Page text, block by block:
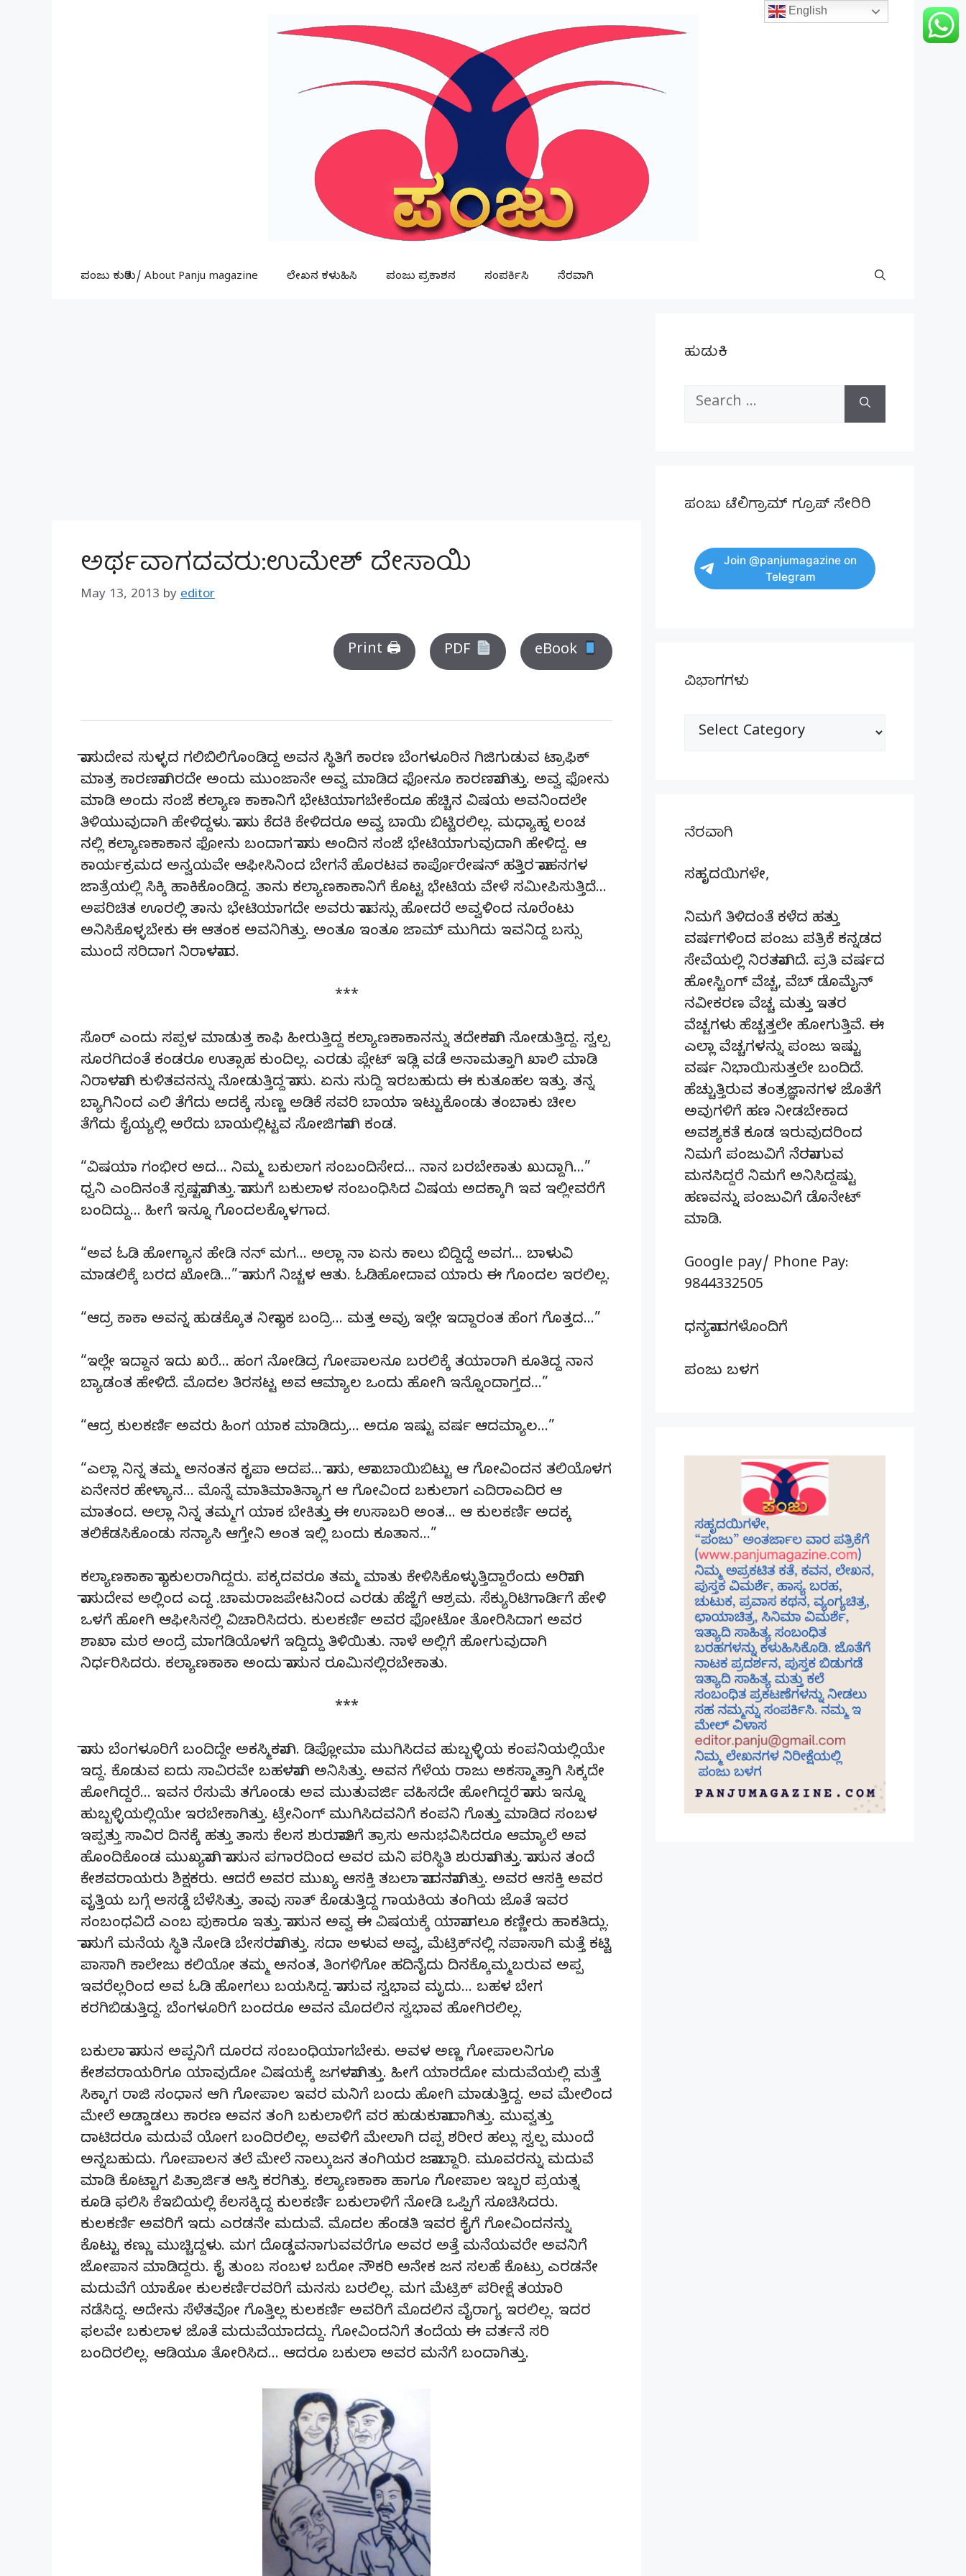
ಪಂಜು ಕುರಿತು/ About Panju magazine ಲೇಖನ ಕಳುಹಿಸಿ ಪಂಜು ಪ್ರಕಾಶನ ಸಂಪರ್ಕಿಸಿ ನೆರವಾಗಿ
ಅರ್ಥವಾಗದವರು:ಉಮೇಶ್ ದೇಸಾಯಿ
May 13, 2013 by editor
Print 🖨 PDF eBook
ವಾಸುದೇವ ಸುಳ್ಳದ ಗಲಿಬಿಲಿಗೊಂಡಿದ್ದ ಅವನ ಸ್ಥಿತಿಗೆ ಕಾರಣ ಬೆಂಗಳೂರಿನ ಗಿಜಿಗುಡುವ ಟ್ರಾಫಿಕ್
ಮಾತ್ರ ಕಾರಣವಾಗಿರದೇ ಅಂದು ಮುಂಜಾನೇ ಅವ್ವ ಮಾಡಿದ ಫೋನೂ ಕಾರಣವಾಗಿತ್ತು. ಅವ್ವ ಫೋನು
ಮಾಡಿ ಅಂದು ಸಂಜೆ ಕಲ್ಯಾಣ ಕಾಕಾನಿಗೆ ಭೇಟಿಯಾಗಬೇಕೆಂದೂ ಹೆಚ್ಚಿನ ವಿಷಯ ಅವನಿಂದಲೇ
ತಿಳಿಯುವುದಾಗಿ ಹೇಳಿದ್ದಳು. ವಾಸು ಕೆದಕಿ ಕೇಳಿದರೂ ಅವ್ವ ಬಾಯಿ ಬಿಟ್ಟಿರಲಿಲ್ಲ. ಮಧ್ಯಾಹ್ನ ಲಂಚ
ನಲ್ಲಿ ಕಲ್ಯಾಣಕಾಕಾನ ಫೋನು ಬಂದಾಗ ವಾಸು ಅಂದಿನ ಸಂಜೆ ಭೇಟಿಯಾಗುವುದಾಗಿ ಹೇಳಿದ್ದ. ಆ
ಕಾರ್ಯಕ್ರಮದ ಅನ್ವಯವೇ ಆಫೀಸಿನಿಂದ ಬೇಗನೆ ಹೊರಟವ ಕಾರ್ಪೊರೇಷನ್ ಹತ್ತಿರ ವಾಹನಗಳ
ಜಾತ್ರೆಯಲ್ಲಿ ಸಿಕ್ಕಿ ಹಾಕಿಕೊಂಡಿದ್ದ. ತಾನು ಕಲ್ಯಾಣಕಾಕಾನಿಗೆ ಕೊಟ್ಟ ಭೇಟಿಯ ವೇಳೆ ಸಮೀಪಿಸುತ್ತಿದೆ…
ಅಪರಿಚಿತ ಊರಲ್ಲಿ ತಾನು ಭೇಟಿಯಾಗದೇ ಅವರು ವಾಪಸ್ಸು ಹೋದರೆ ಅವ್ವಳಿಂದ ನೂರೆಂಟು
ಅನಿಸಿಕೊಳ್ಳಬೇಕು ಈ ಆತಂಕ ಅವನಿಗಿತ್ತು. ಅಂತೂ ಇಂತೂ ಜಾಮ್ ಮುಗಿದು ಇವನಿದ್ದ ಬಸ್ಸು
ಮುಂದೆ ಸರಿದಾಗ ನಿರಾಳವಾದ.
***
ಸೊರ್ ಎಂದು ಸಪ್ಪಳ ಮಾಡುತ್ತ ಕಾಫಿ ಹೀರುತ್ತಿದ್ದ ಕಲ್ಯಾಣಕಾಕಾನನ್ನು ತದೇಕವಾಗಿ ನೋಡುತ್ತಿದ್ದ. ಸ್ವಲ್ಪ
ಸೂರಗಿದಂತೆ ಕಂಡರೂ ಉತ್ಸಾಹ ಕುಂದಿಲ್ಲ. ಎರಡು ಪ್ಲೇಟ್ ಇಡ್ಲಿ ವಡೆ ಅನಾಮತ್ತಾಗಿ ಖಾಲಿ ಮಾಡಿ
ನಿರಾಳವಾಗಿ ಕುಳಿತವನನ್ನು ನೋಡುತ್ತಿದ್ದ ವಾಸು. ಏನು ಸುದ್ದಿ ಇರಬಹುದು ಈ ಕುತೂಹಲ ಇತ್ತು. ತನ್ನ
ಬ್ಯಾಗಿನಿಂದ ಎಲಿ ತೆಗೆದು ಅದಕ್ಕೆ ಸುಣ್ಣ ಅಡಿಕೆ ಸವರಿ ಬಾಯಾ ಇಟ್ಟುಕೊಂಡು ತಂಬಾಕು ಚೀಲ
ತೆಗೆದು ಕೈಯ್ಯಲ್ಲಿ ಅರೆದು ಬಾಯಲ್ಲಿಟ್ಟವ ಸೋಜಿಗವಾಗಿ ಕಂಡ.
“ವಿಷಯಾ ಗಂಭೀರ ಅದ… ನಿಮ್ಮ ಬಕುಲಾಗ ಸಂಬಂದಿಸೇದ… ನಾನ ಬರಬೇಕಾತು ಖುದ್ದಾಗಿ…”
ಧ್ವನಿ ಎಂದಿನಂತೆ ಸ್ಪಷ್ಟವಾಗಿತ್ತು. ವಾಸುಗೆ ಬಕುಲಾಳ ಸಂಬಂಧಿಸಿದ ವಿಷಯ ಅದಕ್ಕಾಗಿ ಇವ ಇಲ್ಲೀವರೆಗೆ
ಬಂದಿದ್ದು… ಹೀಗೆ ಇನ್ನೂ ಗೊಂದಲಕ್ಕೊಳಗಾದ.
“ಅವ ಓಡಿ ಹೋಗ್ಯಾನ ಹೇಡಿ ನನ್ ಮಗ… ಅಲ್ಲಾ ನಾ ಏನು ಕಾಲು ಬಿದ್ದಿದ್ದೆ ಅವಗ… ಬಾಳುವಿ
ಮಾಡಲಿಕ್ಕೆ ಬರದ ಖೋಡಿ…” ವಾಸುಗೆ ನಿಚ್ಚಳ ಆತು. ಓಡಿಹೋದಾವ ಯಾರು ಈ ಗೊಂದಲ ಇರಲಿಲ್ಲ.
“ಆದ್ರ ಕಾಕಾ ಅವನ್ನ ಹುಡಕ್ಕೊತ ನೀವ್ಯಾಕ ಬಂದ್ರಿ… ಮತ್ತ ಅವ್ರು ಇಲ್ಲೇ ಇದ್ದಾರಂತ ಹೆಂಗ ಗೊತ್ತದ…”
“ಇಲ್ಲೇ ಇದ್ದಾನ ಇದು ಖರೆ… ಹಂಗ ನೋಡಿದ್ರ ಗೋಪಾಲನೂ ಬರಲಿಕ್ಕೆ ತಯಾರಾಗಿ ಕೂತಿದ್ದ ನಾನ
ಬ್ಯಾಡಂತ ಹೇಳಿದೆ. ಮೊದಲ ತಿರಸಟ್ಟ ಅವ ಆಮ್ಯಾಲ ಒಂದು ಹೋಗಿ ಇನ್ನೊಂದಾಗ್ತದ…”
“ಆದ್ರ ಕುಲಕರ್ಣಿ ಅವರು ಹಿಂಗ ಯಾಕ ಮಾಡಿದ್ರು… ಅದೂ ಇಷ್ಟು ವರ್ಷ ಆದಮ್ಯಾಲ…”
“ಎಲ್ಲಾ ನಿನ್ನ ತಮ್ಮ ಅನಂತನ ಕೃಪಾ ಅದಪ… ವಾಸು, ಅವಾ ಬಾಯಿಬಿಟ್ಟು ಆ ಗೋವಿಂದನ ತಲಿಯೊಳಗ
ಏನೇನರ ಹೇಳ್ಯಾನ… ಮೊನ್ನೆ ಮಾತಿಮಾತಿನ್ಯಾಗ ಆ ಗೋವಿಂದ ಬಕುಲಾಗ ಎದಿರಾಎದಿರ ಆ
ಮಾತಂದ. ಅಲ್ಲಾ ನಿನ್ನ ತಮ್ಮಗ ಯಾಕ ಬೇಕಿತ್ತು ಈ ಉಸಾಬರಿ ಅಂತ… ಆ ಕುಲಕರ್ಣಿ ಅದಕ್ಕ
ತಲಿಕೆಡಸಿಕೊಂಡು ಸನ್ಯಾಸಿ ಆಗ್ತೇನಿ ಅಂತ ಇಲ್ಲಿ ಬಂದು ಕೂತಾನ…”
ಕಲ್ಯಾಣಕಾಕಾ ವ್ಯಾಕುಲರಾಗಿದ್ದರು. ಪಕ್ಕದವರೂ ತಮ್ಮ ಮಾತು ಕೇಳಿಸಿಕೊಳ್ಳುತ್ತಿದ್ದಾರೆಂದು ಅರಿವಾಗಿ
ವಾಸುದೇವ ಅಲ್ಲಿಂದ ಎದ್ದ .ಚಾಮರಾಜಪೇಟನಿಂದ ಎರಡು ಹೆಜ್ಜೆಗೆ ಆಶ್ರಮ. ಸೆಕ್ಯುರಿಟಿಗಾರ್ಡಿಗೆ ಹೇಳಿ
ಒಳಗೆ ಹೋಗಿ ಆಫೀಸಿನಲ್ಲಿ ವಿಚಾರಿಸಿದರು. ಕುಲಕರ್ಣಿ ಅವರ ಫೋಟೋ ತೋರಿಸಿದಾಗ ಅವರ
ಶಾಖಾ ಮಠ ಅಂದ್ರೆ ಮಾಗಡಿಯೊಳಗೆ ಇದ್ದಿದ್ದು ತಿಳಿಯಿತು. ನಾಳೆ ಅಲ್ಲಿಗೆ ಹೋಗುವುದಾಗಿ
ನಿರ್ಧರಿಸಿದರು. ಕಲ್ಯಾಣಕಾಕಾ ಅಂದು ವಾಸುನ ರೂಮಿನಲ್ಲಿರಬೇಕಾತು.
***
ವಾಸು ಬೆಂಗಳೂರಿಗೆ ಬಂದಿದ್ದೇ ಅಕಸ್ಮಿಕವಾಗಿ. ಡಿಪ್ಲೋಮಾ ಮುಗಿಸಿದವ ಹುಬ್ಬಳ್ಳಿಯ ಕಂಪನಿಯಲ್ಲಿಯೇ
ಇದ್ದ. ಕೊಡುವ ಐದು ಸಾವಿರವೇ ಬಹಳವಾಗಿ ಅನಿಸಿತ್ತು. ಅವನ ಗೆಳೆಯ ರಾಜು ಅಕಸ್ಮಾತ್ತಾಗಿ ಸಿಕ್ಕದೇ
ಹೋಗಿದ್ದರೆ… ಇವನ ರೆಸುಮೆ ತಗೊಂಡು ಅವ ಮುತುವರ್ಜಿ ವಹಿಸದೇ ಹೋಗಿದ್ದರೆ ವಾಸು ಇನ್ನೂ
ಹುಬ್ಬಳ್ಳಿಯಲ್ಲಿಯೇ ಇರಬೇಕಾಗಿತ್ತು. ಟ್ರೇನಿಂಗ್ ಮುಗಿಸಿದವನಿಗೆ ಕಂಪನಿ ಗೊತ್ತು ಮಾಡಿದ ಸಂಬಳ
ಇಪ್ಪತ್ತು ಸಾವಿರ ದಿನಕ್ಕೆ ಹತ್ತು ತಾಸು ಕೆಲಸ ಶುರುವಾತಿಗೆ ತ್ರಾಸು ಅನುಭವಿಸಿದರೂ ಆಮ್ಯಾಲೆ ಅವ
ಹೊಂದಿಕೊಂಡ ಮುಖ್ಯವಾಗಿ ವಾಸುನ ಪಗಾರದಿಂದ ಅವರ ಮನಿ ಪರಿಸ್ಥಿತಿ ಶುರುವಾಗಿತ್ತು. ವಾಸುನ ತಂದೆ
ಕೇಶವರಾಯರು ಶಿಕ್ಷಕರು. ಆದರೆ ಅವರ ಮುಖ್ಯ ಆಸಕ್ತಿ ತಬಲಾ ವಾದನವಾಗಿತ್ತು. ಅವರ ಆಸಕ್ತಿ ಅವರ
ವೃತ್ತಿಯ ಬಗ್ಗೆ ಅಸಡ್ಡೆ ಬೆಳೆಸಿತ್ತು. ತಾವು ಸಾತ್ ಕೊಡುತ್ತಿದ್ದ ಗಾಯಕಿಯ ತಂಗಿಯ ಜೊತೆ ಇವರ
ಸಂಬಂಧವಿದೆ ಎಂಬ ಪುಕಾರೂ ಇತ್ತು. ವಾಸುನ ಅವ್ವ ಈ ವಿಷಯಕ್ಕೆ ಯಾವಾಗಲೂ ಕಣ್ಣೀರು ಹಾಕತಿದ್ಲು.
ವಾಸುಗೆ ಮನೆಯ ಸ್ಥಿತಿ ನೋಡಿ ಬೇಸರವಾಗಿತ್ತು. ಸದಾ ಅಳುವ ಅವ್ವ, ಮೆಟ್ರಿಕ್‍ನಲ್ಲಿ ನಪಾಸಾಗಿ ಮತ್ತೆ ಕಟ್ಟಿ
ಪಾಸಾಗಿ ಕಾಲೇಜು ಕಲಿಯೋ ತಮ್ಮ ಅನಂತ, ತಿಂಗಳಿಗೋ ಹದಿನೈದು ದಿನಕ್ಕೊಮ್ಮಬರುವ ಅಪ್ಪ
ಇವರೆಲ್ಲರಿಂದ ಅವ ಓಡಿ ಹೋಗಲು ಬಯಸಿದ್ದ. ವಾಸುವ ಸ್ವಭಾವ ಮೃದು… ಬಹಳ ಬೇಗ
ಕರಗಿಬಿಡುತ್ತಿದ್ದ. ಬೆಂಗಳೂರಿಗೆ ಬಂದರೂ ಅವನ ಮೊದಲಿನ ಸ್ವಭಾವ ಹೋಗಿರಲಿಲ್ಲ.
ಬಕುಲಾ ವಾಸುನ ಅಪ್ಪನಿಗೆ ದೂರದ ಸಂಬಂಧಿಯಾಗಬೇಕು. ಅವಳ ಅಣ್ಣ ಗೋಪಾಲನಿಗೂ
ಕೇಶವರಾಯರಿಗೂ ಯಾವುದೋ ವಿಷಯಕ್ಕೆ ಜಗಳವಾಗಿತ್ತು. ಹೀಗೆ ಯಾರದೋ ಮದುವೆಯಲ್ಲಿ ಮತ್ತೆ
ಸಿಕ್ಕಾಗ ರಾಜಿ ಸಂಧಾನ ಆಗಿ ಗೋಪಾಲ ಇವರ ಮನಿಗೆ ಬಂದು ಹೋಗಿ ಮಾಡುತ್ತಿದ್ದ. ಅವ ಮೇಲಿಂದ
ಮೇಲೆ ಅಡ್ಡಾಡಲು ಕಾರಣ ಅವನ ತಂಗಿ ಬಕುಲಾಳಿಗೆ ವರ ಹುಡುಕುವಾದಾಗಿತ್ತು. ಮುವ್ವತ್ತು
ದಾಟಿದರೂ ಮದುವೆ ಯೋಗ ಬಂದಿರಲಿಲ್ಲ. ಅವಳಿಗೆ ಮೇಲಾಗಿ ದಪ್ಪ ಶರೀರ ಹಲ್ಲು ಸ್ವಲ್ಪ ಮುಂದೆ
ಅನ್ನಬಹುದು. ಗೋಪಾಲನ ತಲೆ ಮೇಲೆ ನಾಲ್ಕುಜನ ತಂಗಿಯರ ಜವಾಬ್ದಾರಿ. ಮೂವರನ್ನು ಮದುವೆ
ಮಾಡಿ ಕೊಟ್ಟಾಗ ಪಿತ್ರಾರ್ಜಿತ ಆಸ್ತಿ ಕರಗಿತ್ತು. ಕಲ್ಯಾಣಕಾಕಾ ಹಾಗೂ ಗೋಪಾಲ ಇಬ್ಬರ ಪ್ರಯತ್ನ
ಕೂಡಿ ಫಲಿಸಿ ಕೆಇಬಿಯಲ್ಲಿ ಕೆಲಸಕ್ಕಿದ್ದ ಕುಲಕರ್ಣಿ ಬಕುಲಾಳಿಗೆ ನೋಡಿ ಒಪ್ಪಿಗೆ ಸೂಚಿಸಿದರು.
ಕುಲಕರ್ಣಿ ಅವರಿಗೆ ಇದು ಎರಡನೇ ಮದುವೆ. ಮೊದಲ ಹೆಂಡತಿ ಇವರ ಕೈಗೆ ಗೋವಿಂದನನ್ನು
ಕೊಟ್ಟು ಕಣ್ಣು ಮುಚ್ಚಿದ್ದಳು. ಮಗ ದೊಡ್ಡವನಾಗುವವರೆಗೂ ಅವರ ಅತ್ತೆ ಮನೆಯವರೇ ಅವನಿಗೆ
ಜೋಪಾನ ಮಾಡಿದ್ದರು. ಕೈ ತುಂಬ ಸಂಬಳ ಬರೋ ನೌಕರಿ ಅನೇಕ ಜನ ಸಲಹೆ ಕೊಟ್ರು ಎರಡನೇ
ಮದುವೆಗೆ ಯಾಕೋ ಕುಲಕರ್ಣಿರವರಿಗೆ ಮನಸು ಬರಲಿಲ್ಲ. ಮಗ ಮೆಟ್ರಿಕ್ ಪರೀಕ್ಷೆ ತಯಾರಿ
ನಡೆಸಿದ್ದ. ಅದೇನು ಸೆಳೆತವೋ ಗೊತ್ತಿಲ್ಲ ಕುಲಕರ್ಣಿ ಅವರಿಗೆ ಮೊದಲಿನ ವೈರಾಗ್ಯ ಇರಲಿಲ್ಲ. ಇದರ
ಫಲವೇ ಬಕುಲಾಳ ಜೊತೆ ಮದುವೆಯಾದದ್ದು. ಗೋವಿಂದನಿಗೆ ತಂದೆಯ ಈ ವರ್ತನೆ ಸರಿ
ಬಂದಿರಲಿಲ್ಲ. ಆಡಿಯೂ ತೋರಿಸಿದ… ಆದರೂ ಬಕುಲಾ ಅವರ ಮನೆಗೆ ಬಂದಾಗಿತ್ತು.
ಹುಡುಕಿ
Search
ಪಂಜು ಟೆಲಿಗ್ರಾಮ್ ಗ್ರೂಪ್ ಸೇರಿರಿ
Join @panjumagazine on
Telegram
ವಿಭಾಗಗಳು
ವಿಭಾಗಗಳು
ನೆರವಾಗಿ
ಸಹೃದಯಿಗಳೇ,
ನಿಮಗೆ ತಿಳಿದಂತೆ ಕಳೆದ ಹತ್ತು
ವರ್ಷಗಳಿಂದ ಪಂಜು ಪತ್ರಿಕೆ ಕನ್ನಡದ
ಸೇವೆಯಲ್ಲಿ ನಿರತವಾಗಿದೆ. ಪ್ರತಿ ವರ್ಷದ
ಹೋಸ್ಟಿಂಗ್‌ ವೆಚ್ಚ, ವೆಬ್‌ ಡೊಮೈನ್‌
ನವೀಕರಣ ವೆಚ್ಚ ಮತ್ತು ಇತರ
ವೆಚ್ಚಗಳು ಹೆಚ್ಚತ್ತಲೇ ಹೋಗುತ್ತಿವೆ. ಈ
ಎಲ್ಲಾ ವೆಚ್ಚಗಳನ್ನು ಪಂಜು ಇಷ್ಟು
ವರ್ಷ ನಿಭಾಯಿಸುತ್ತಲೇ ಬಂದಿದೆ.
ಹೆಚ್ಚುತ್ತಿರುವ ತಂತ್ರಜ್ಞಾನಗಳ ಜೊತೆಗೆ
ಅವುಗಳಿಗೆ ಹಣ ನೀಡಬೇಕಾದ
ಅವಶ್ಯಕತೆ ಕೂಡ ಇರುವುದರಿಂದ
ನಿಮಗೆ ಪಂಜುವಿಗೆ ನೆರವಾಗುವ
ಮನಸಿದ್ದರೆ ನಿಮಗೆ ಅನಿಸಿದ್ದಷ್ಟು
ಹಣವನ್ನು ಪಂಜುವಿಗೆ ಡೊನೇಟ್‌
ಮಾಡಿ.
Google pay/ Phone Pay:
9844332505
ಧನ್ಯವಾದಗಳೊಂದಿಗೆ
ಪಂಜು ಬಳಗ
English